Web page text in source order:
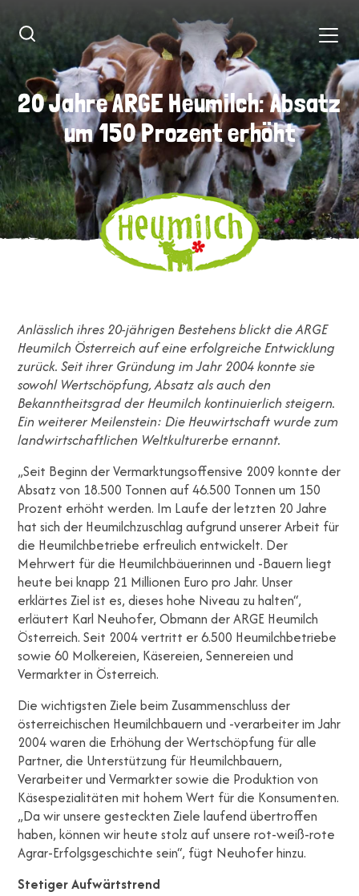
20 Jahre ARGE Heumilch: Absatz
um 150 Prozent erhöht
20 Jahre ARGE Heumilch: Absatz
um 150 Prozent erhöht
Anlässlich ihres 20-jährigen Bestehens blickt die ARGE
Heumilch Österreich auf eine erfolgreiche Entwicklung
zurück. Seit ihrer Gründung im Jahr 2004 konnte sie
sowohl Wertschöpfung, Absatz als auch den
Bekanntheitsgrad der Heumilch kontinuierlich steigern.
Ein weiterer Meilenstein: Die Heuwirtschaft wurde zum
landwirtschaftlichen Weltkulturerbe ernannt.
„Seit Beginn der Vermarktungsoffensive 2009 konnte der
Absatz von 18.500 Tonnen auf 46.500 Tonnen um 150
Prozent erhöht werden. Im Laufe der letzten 20 Jahre
hat sich der Heumilchzuschlag aufgrund unserer Arbeit für
die Heumilchbetriebe erfreulich entwickelt. Der
Mehrwert für die Heumilchbäuerinnen und -Bauern liegt
heute bei knapp 21 Millionen Euro pro Jahr. Unser
erklärtes Ziel ist es, dieses hohe Niveau zu halten“,
erläutert Karl Neuhofer, Obmann der ARGE Heumilch
Österreich. Seit 2004 vertritt er 6.500 Heumilchbetriebe
sowie 60 Molkereien, Käsereien, Sennereien und
Vermarkter in Österreich.
Die wichtigsten Ziele beim Zusammenschluss der
österreichischen Heumilchbauern und -verarbeiter im Jahr
2004 waren die Erhöhung der Wertschöpfung für alle
Partner, die Unterstützung für Heumilchbauern,
Verarbeiter und Vermarkter sowie die Produktion von
Käsespezialitäten mit hohem Wert für die Konsumenten.
„Da wir unsere gesteckten Ziele laufend übertroffen
haben, können wir heute stolz auf unsere rot-weiß-rote
Agrar-Erfolgsgeschichte sein“, fügt Neuhofer hinzu.
Stetiger Aufwärtstrend